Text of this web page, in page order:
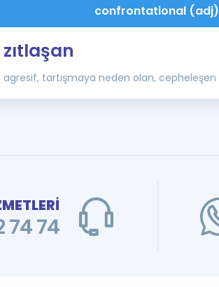
confrontational (adj)
zıtlaşan
agresif, tartışmaya neden olan, cepheleşen
74